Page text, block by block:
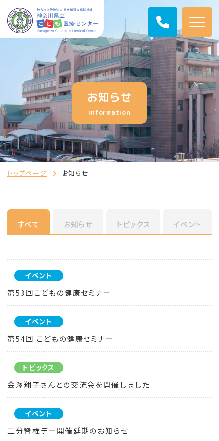
お知らせ
information
トップページ お知らせ
すべて お知らせ トピックス イベント
イベント
第53回こどもの健康セミナー
イベント
第54回 こどもの健康セミナー
トピックス
金澤翔子さんとの交流会を開催しました
イベント
二分脊椎デー開催延期のお知らせ